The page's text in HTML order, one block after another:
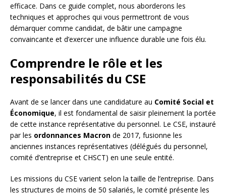
efficace. Dans ce guide complet, nous aborderons les
techniques et approches qui vous permettront de vous
démarquer comme candidat, de bâtir une campagne
convaincante et d’exercer une influence durable une fois élu.
Comprendre le rôle et les
responsabilités du CSE
Avant de se lancer dans une candidature au Comité Social et
Économique, il est fondamental de saisir pleinement la portée
de cette instance représentative du personnel. Le CSE, instauré
par les ordonnances Macron de 2017, fusionne les
anciennes instances représentatives (délégués du personnel,
comité d’entreprise et CHSCT) en une seule entité.
Les missions du CSE varient selon la taille de l’entreprise. Dans
les structures de moins de 50 salariés, le comité présente les